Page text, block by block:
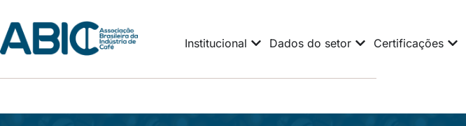
Institucional Dados do setor Certificações